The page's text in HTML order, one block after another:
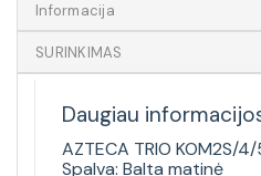
Informacija
SURINKIMAS
Daugiau
AZTECA TRIO KOM2S/4/
Spalva: Balta matinė